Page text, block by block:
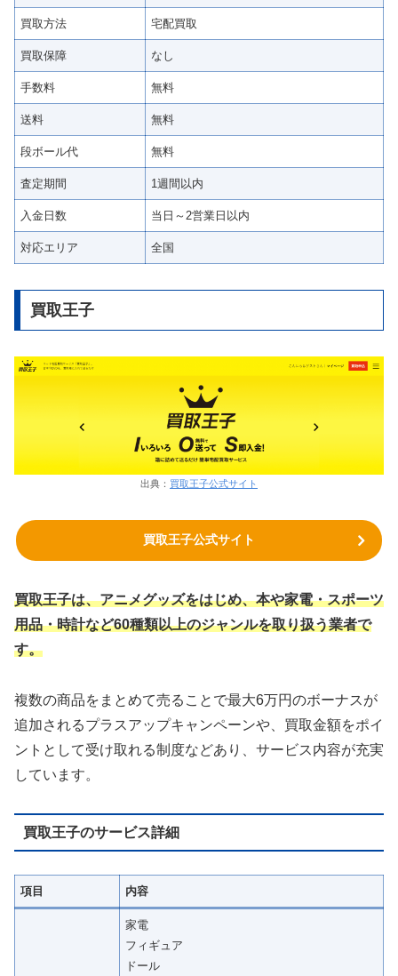
買取方法 宅配買取
買取保障 なし
手数料 無料
送料 無料
段ボール代 無料
査定期間 1週間以内
入金日数 当日～2営業日以内
対応エリア 全国
買取王子
出典： 買取王子公式サイト
買取王子公式サイト
買取王子は、アニメグッズをはじめ、本や家電・スポーツ
用品・時計など60種類以上のジャンルを取り扱う業者で
す。
複数の商品をまとめて売ることで最大6万円のボーナスが
追加されるプラスアップキャンペーンや、買取金額をポイ
ントとして受け取れる制度などあり、サービス内容が充実
しています。
買取王子のサービス詳細
項目 内容
家電
フィギュア
ドール